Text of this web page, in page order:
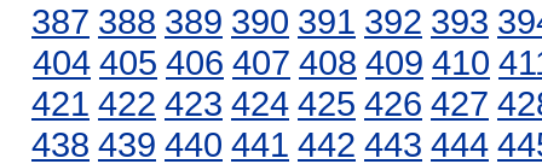
387 388 389 390 391 392 393
404 405 406 407 408 409 410
421 422 423 424 425 426 427
438 439 440 441 442 443 444